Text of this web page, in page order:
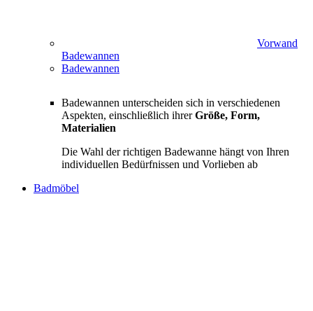
Vorwand
Badewannen
Badewannen
Badewannen unterscheiden sich in verschiedenen
Aspekten, einschließlich ihrerGröße, Form,
Materialien
Die Wahl der richtigen Badewanne hängt von Ihren
individuellen Bedürfnissen und Vorlieben ab
Badmöbel